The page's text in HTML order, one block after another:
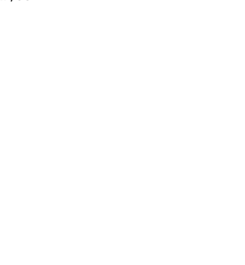
1.193,62 lei.
curent este: 980,13 lei.